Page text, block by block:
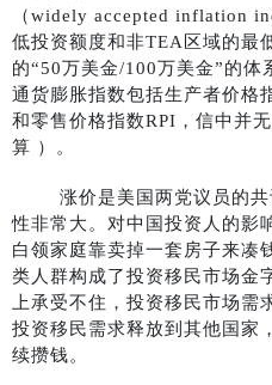
（widely accepted inflation
低投资额度和非TEA区域的最
的“50万美金/100万美金”的体
通货膨胀指数包括生产者价格
和零售价格指数RPI，信中并
算 ）。
涨价是美国两党议员的
性非常大。对中国投资人的影
白领家庭靠卖掉一套房子来凑
类人群构成了投资移民市场金
上承受不住，投资移民市场
投资移民需求释放到其他国家
续攒钱。